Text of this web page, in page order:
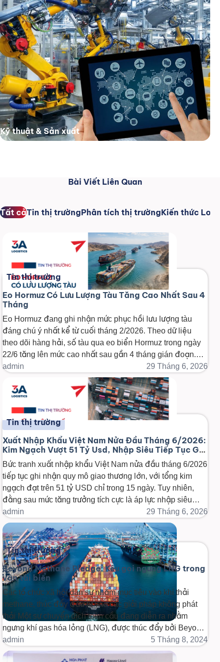
Kỹ thuật & Sản xuất
chevron_left chevron_right
Bài Viết Liên Quan
Tất cảTin thị trườngPhân tích thị trườngKiến thức
Tin thị trường
Eo Hormuz Có Lưu Lượng Tàu Tăng Cao Nhất Sau 4
Tháng
Eo Hormuz đang ghi nhận mức phục hồi lưu lượng tàu
đáng chú ý nhất kể từ cuối tháng 2/2026. Theo dữ liệu
theo dõi hàng hải, số tàu qua eo biển Hormuz trong ngày
22/6 tăng lên mức cao nhất sau gần 4 tháng gián đoạn.
Với vai trò là tuyến hàng hải eo [...]
admin 29 Tháng 6, 2026
Tin thị trường
Xuất Nhập Khẩu Việt Nam Nửa Đầu Tháng 6/2026:
Kim Ngạch Vượt 51 Tỷ Usd, Nhập Siêu Tiếp Tục Gia
Tăng
Bức tranh xuất nhập khẩu Việt Nam nửa đầu tháng 6/2026
tiếp tục ghi nhận quy mô giao thương lớn, với tổng kim
ngạch đạt trên 51 tỷ USD chỉ trong 15 ngày. Tuy nhiên,
đằng sau mức tăng trưởng tích cực là áp lực nhập siêu
đang gia tăng. Trong bài viết này, 3A [...]
admin 29 Tháng 6, 2026
Tin thị trường
Beyond Methane Pledge: Kêu gọi ngưng LNG trong
vận tải biển
Các tổ chức xã hội dân sự nhắm mục tiêu vào khí thải
methane, thúc đẩy đầu tư vào các giải pháp không phát
thải Một sự chuyển dịch toàn cầu đang diễn ra nhằm
ngưng khí gas hóa lỏng (LNG), được thúc đẩy bởi Beyond
Methane Pledge (Cam kết Vượt qua Methane) do một [...]
admin 5 Tháng 8, 2024